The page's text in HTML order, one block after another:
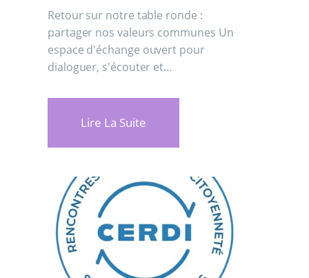
Retour sur notre table ronde :
partager nos valeurs communes Un
espace d'échange ouvert pour
dialoguer, s'écouter et…
Lire La Suite